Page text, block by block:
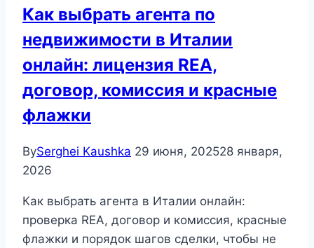
Как выбрать агента по
недвижимости в Италии
онлайн: лицензия REA,
договор, комиссия и красные
флажки
BySerghei Kaushka 29 июня, 202528 января,
2026
Как выбрать агента в Италии онлайн:
проверка REA, договор и комиссия, красные
флажки и порядок шагов сделки, чтобы не